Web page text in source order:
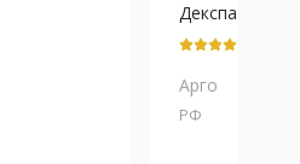
Декспантенол
Арго
РФ